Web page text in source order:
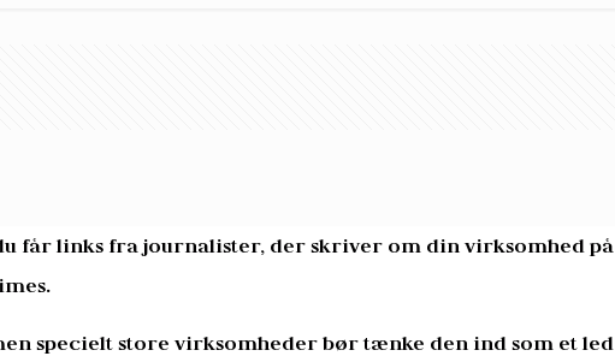
får links fra journalister, der skriver om din virksomhed på
specielt store virksomheder bør tænke den ind som et led